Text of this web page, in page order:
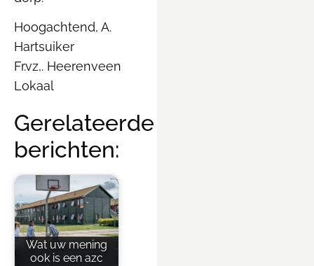
Hoogachtend, A.
Hartsuiker
Fr.vz,. Heerenveen
Lokaal
Gerelateerde
berichten:
Wat uw mening
ook is een azc